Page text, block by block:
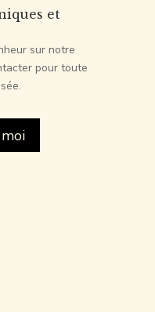
et
sur notre
pour toute